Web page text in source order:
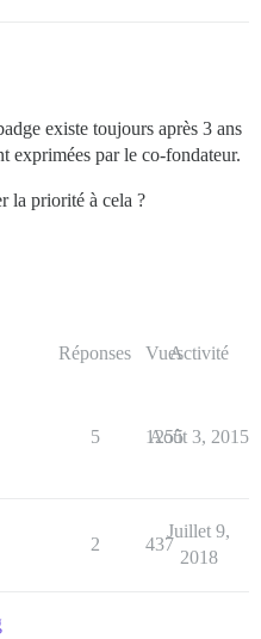
existe toujours après 3 ans
exprimées par le co-fondateur.
la priorité à cela ?
Réponses VuesActivité
5 1255
Août 3, 2015
2 437
Juillet 9,
2018